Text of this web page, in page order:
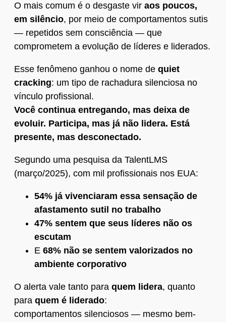
O mais comum é o desgaste vir aos poucos,
em silêncio, por meio de comportamentos sutis
— repetidos sem consciência — que
comprometem a evolução de líderes e liderados.
Esse fenômeno ganhou o nome de quiet
cracking: um tipo de rachadura silenciosa no
vínculo profissional.
Você continua entregando, mas deixa de
evoluir. Participa, mas já não lidera. Está
presente, mas desconectado.
Segundo uma pesquisa da TalentLMS
(março/2025), com mil profissionais nos EUA:
54% já vivenciaram essa sensação de
afastamento sutil no trabalho
47% sentem que seus líderes não os
escutam
E 68% não se sentem valorizados no
ambiente corporativo
O alerta vale tanto para quem lidera, quanto
para quem é liderado:
comportamentos silenciosos — mesmo bem-